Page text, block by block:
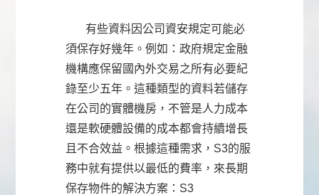
有些資料因公司資安規定可能必
須保存好幾年。例如：政府規定金融
機構應保留國內外交易之所有必要紀
錄至少五年。這種類型的資料若儲存
在公司的實體機房，不管是人力成本
還是軟硬體設備的成本都會持續增長
且不合效益。根據這種需求，S3的服
務中就有提供以最低的費率，來長期
保存物件的解決方案：S3